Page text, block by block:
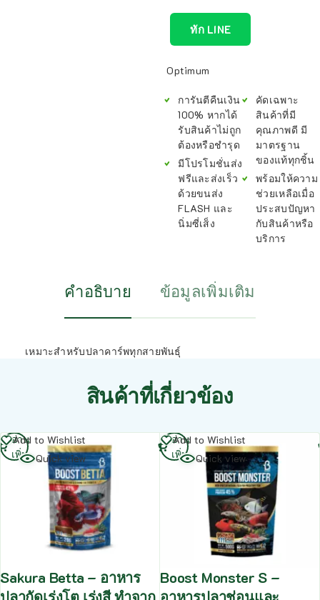
ทัก LINE
Optimum
การันตีคืนเงิน
100% หากได้
รับสินค้าไม่ถูก
ต้องหรือชำรุด
มีโปรโมชั่นส่ง
ฟรีและส่งเร็ว
ด้วยขนส่ง
FLASH และ
นิ่มซี่เส็ง
คัดเฉพาะ
สินค้าที่มี
คุณภาพดี มี
มาตรฐาน
ของแท้ทุกชิ้น
พร้อมให้ความ
ช่วยเหลือเมื่อ
ประสบปัญหา
กับสินค้าหรือ
บริการ
คำอธิบาย ข้อมูลเพิ่มเติม
เหมาะสำหรับปลาคาร์พทุกสายพันธุ์
สินค้าที่เกี่ยวข้อง
Add to Wishlist
Quick view
Sakura Betta – อาหาร
ปลากัดเร่งโต เร่งสี ทำจาก
อ่าน
เพิ่ม
Add to Wishlist
Quick view
Boost Monster S –
อาหารปลาช่อนและ
อ่าน
เพิ่ม